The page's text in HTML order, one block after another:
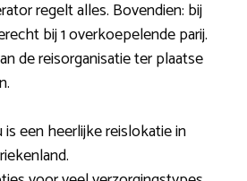
regelt alles. Bovendien: bij
bij 1 overkoepelende parij.
de reisorganisatie ter plaatse
een heerlijke reislokatie in